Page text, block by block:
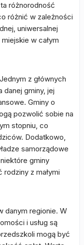
różnorodność
różnić w zależności
uniwersalnej
w całym
z głównych
gminy, jej
Gminy o
pozwolić sobie na
stopniu, co
Dodatkowo,
samorządowe
gminy
z małymi
danym regionie. W
i usług są
mogą być